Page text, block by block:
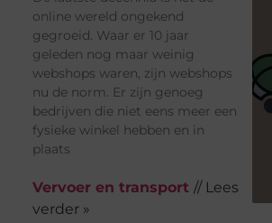
online wereld ongekend
gegroeid. Waar er 10 jaar
geleden nog maar weinig
webshops waren, zijn webshops
nu de norm. Er zijn genoeg
bedrijven die niet eens meer een
fysieke winkel hebben en in
plaats
Vervoer en transport // Lees
verder »